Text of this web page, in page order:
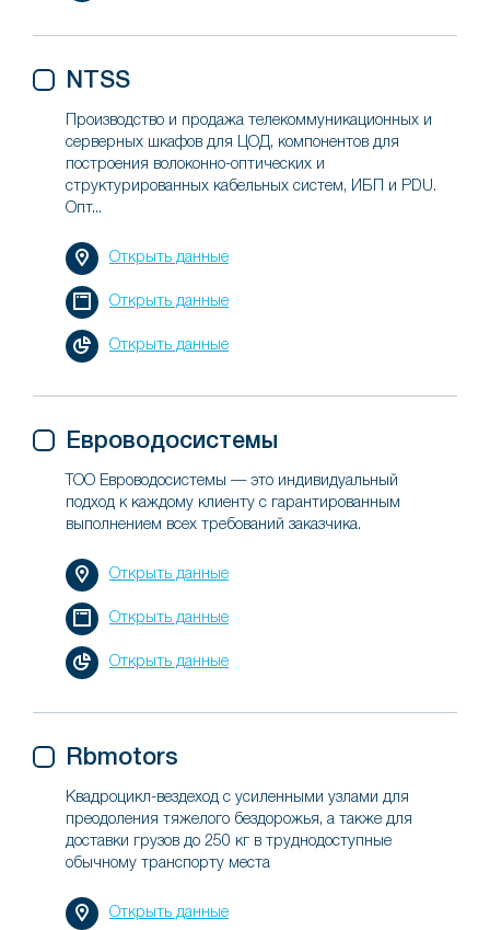
NTSS
Производство и продажа телекоммуникационных и
серверных шкафов для ЦОД, компонентов для
построения волоконно-оптических и
структурированных кабельных систем, ИБП и PDU.
Опт...
Открыть данные
Открыть данные
Открыть данные
Евроводосистемы
ТОО Евроводосистемы — это индивидуальный
подход к каждому клиенту с гарантированным
выполнением всех требований заказчика.
Открыть данные
Открыть данные
Открыть данные
Rbmotors
Квадроцикл-вездеход с усиленными узлами для
преодоления тяжелого бездорожья, а также для
доставки грузов до 250 кг в труднодоступные
обычному транспорту места
Открыть данные